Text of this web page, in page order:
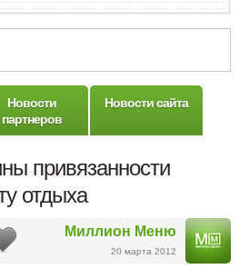
Новости
партнеров
Новости сайта
привязанности
отдыха
Миллион Меню
20 марта 2012